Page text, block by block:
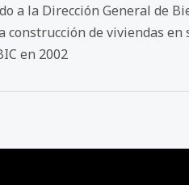
a la Dirección General de
construcción de viviendas
en 2002